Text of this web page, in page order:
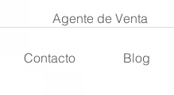
Agente de Venta
Contacto Blog